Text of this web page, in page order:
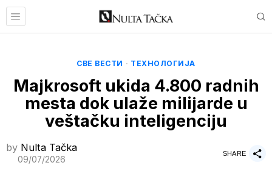
СВЕ ВЕСТИ · ТЕХНОЛОГИЈА
Majkrosoft ukida 4.800 radnih
mesta dok ulaže milijarde u
veštačku inteligenciju
by Nulta Tačka
09/07/2026
SHARE